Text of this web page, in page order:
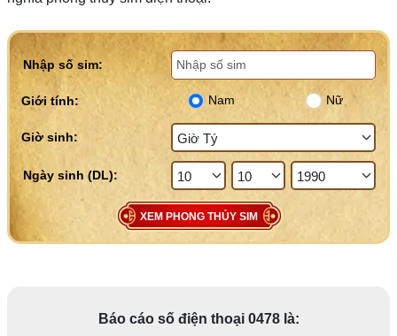
Nhập số sim:
Giới tính: Nam Nữ
Giờ sinh:
XEM PHONG THỦY SIM
Báo cáo số điện thoại 0478 là: